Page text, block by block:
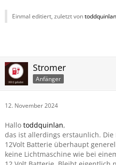
Einmal editiert, zuletzt vontoddquinlan
Stromer
Anfänger
12. November 2024
Hallo toddquinlan,
das ist allerdings erstaunlich.
12Volt Batterie überhaupt
keine Lichtmaschine wie bei